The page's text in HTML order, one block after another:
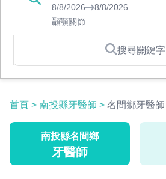
8/8/2026
8/8/2026
顳顎關節
搜尋關鍵字
首頁 > 南投縣牙醫師 > 名間鄉牙醫師
南投縣名間鄉
牙醫師